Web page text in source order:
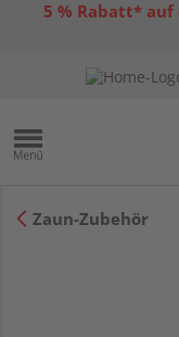
5 % Rabatt*
Zaun-Zubehör